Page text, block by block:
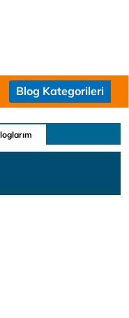
Blog Kategorileri